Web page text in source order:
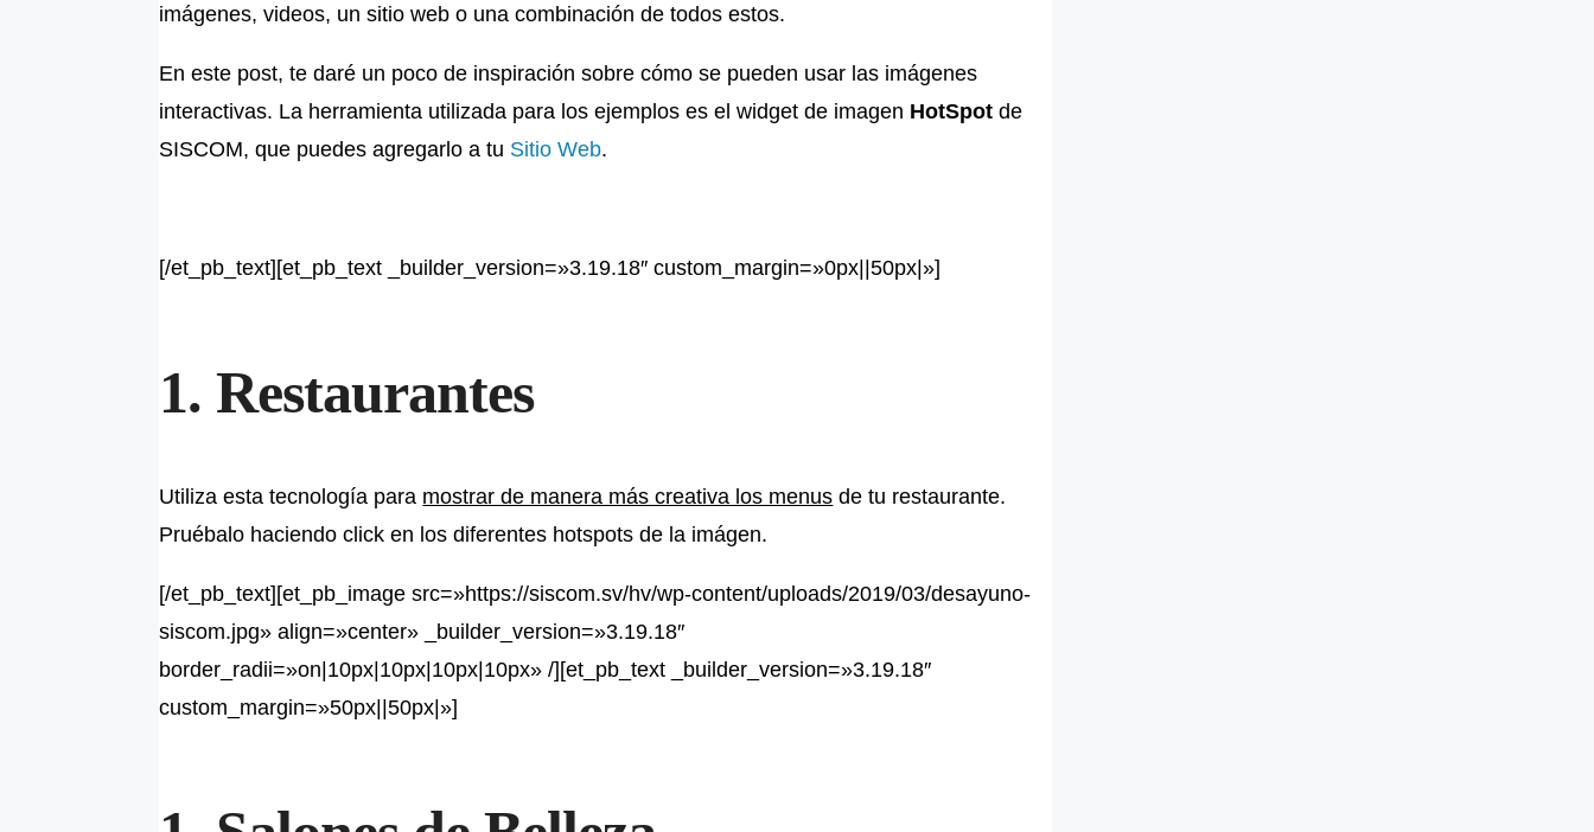
imágenes, videos, un sitio web o una combinación de todos estos.
En este post, te daré un poco de inspiración sobre cómo se pueden usar las imágenes
interactivas. La herramienta utilizada para los ejemplos es el widget de imagen HotSpot de
SISCOM, que puedes agregarlo a tu Sitio Web.
[/et_pb_text][et_pb_text _builder_version=»3.19.18″ custom_margin=»0px||50px|»]
1. Restaurantes
Utiliza esta tecnología para mostrar de manera más creativa los menus de tu restaurante.
Pruébalo haciendo click en los diferentes hotspots de la imágen.
[/et_pb_text][et_pb_image src=»https://siscom.sv/hv/wp-content/uploads/2019/03/desayuno-
siscom.jpg» align=»center» _builder_version=»3.19.18″
border_radii=»on|10px|10px|10px|10px» /][et_pb_text _builder_version=»3.19.18″
custom_margin=»50px||50px|»]